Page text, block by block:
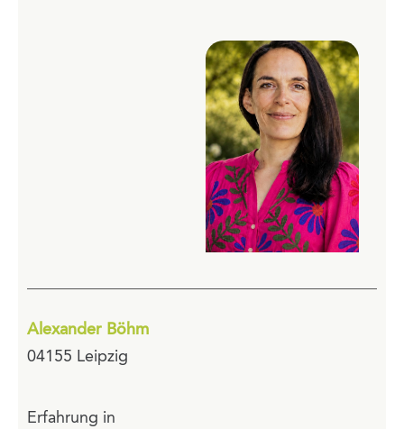
Alexander Böhm
04155 Leipzig
Erfahrung in